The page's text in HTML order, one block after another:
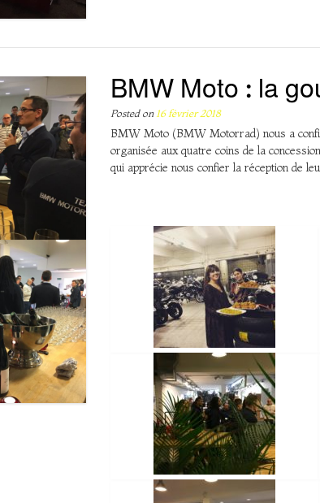
BMW Moto : la
Posted on 16 février 2018
BMW Moto (BMW Motorrad) nous a
organisée aux quatre coins de la
qui apprécie nous confier la réception de